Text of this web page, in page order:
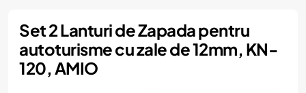
Set 2 Lanturi de Zapada pentru
autoturisme cu zale de 12mm, KN-
120, AMIO